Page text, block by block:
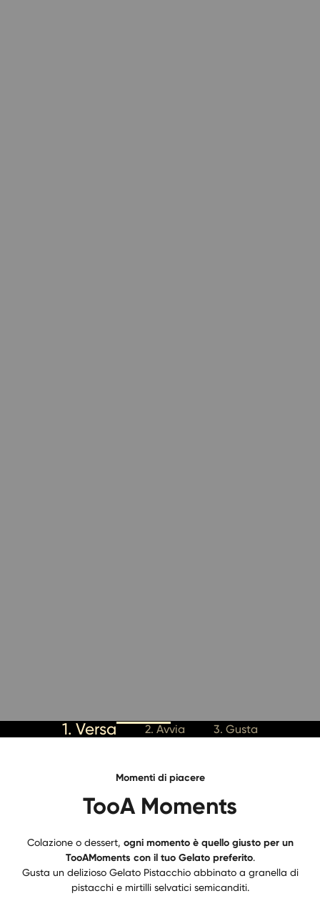
1. Versa 2. Avvia 3. Gusta
Momenti di piacere
TooA Moments
Colazione o dessert, ogni momento è quello giusto per un
TooAMoments con il tuo Gelato preferito.
Gusta un delizioso Gelato Pistacchio abbinato a granella di
pistacchi e mirtilli selvatici semicanditi.